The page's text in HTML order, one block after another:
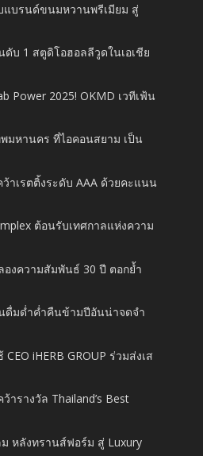
บแบรนด์ขนมหวานพรีเมียม สู่
ดับ 1 สตูดิโอฮอลลีวูดในเอเชีย
Power 2025! OKMD เวทีเฟ้น
พมหานคร ที่ไอคอนสยาม เป็น
ว้าเรตติ้งระดับ AAA ด้วยคะแนน
ต้อนรับเทศกาลแห่งความ
องความสัมพันธ์ 30 ปี ตอกย้ำ
ดื่มด่ำค่ำคืนข้ามปีอันน่าจดจำ
iHERB GROUP ร่วมส่งเส
ารางวัล Thailand’s Best
หลังทรานส์ฟอร์ม สู่ Luxury